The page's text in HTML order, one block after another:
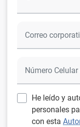
He leído y
personales
con esta